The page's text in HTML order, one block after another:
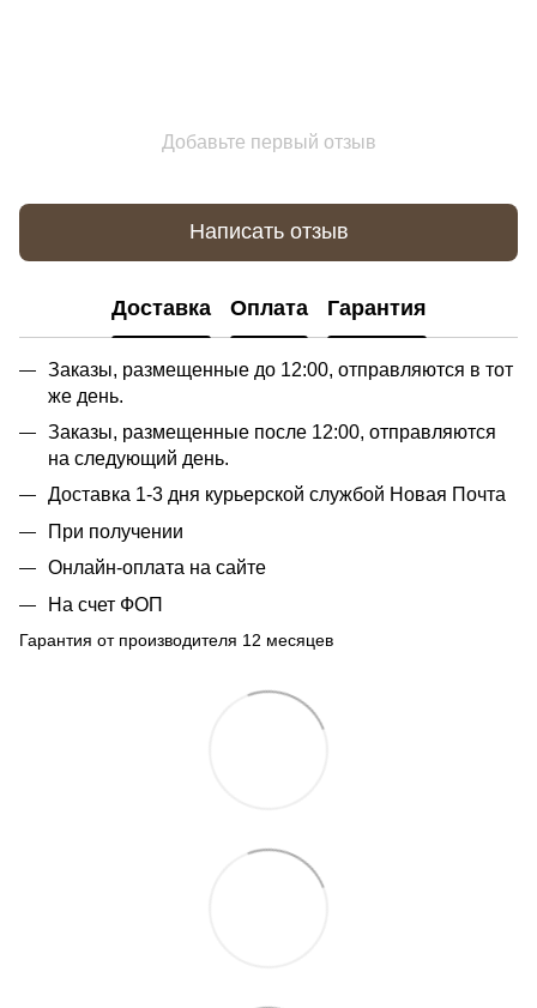
Добавьте первый отзыв
Написать отзыв
Доставка Оплата Гарантия
Заказы, размещенные до 12:00, отправляются в тот
же день.
Заказы, размещенные после 12:00, отправляются
на следующий день.
Доставка 1-3 дня курьерской службой Новая Почта
При получении
Онлайн-оплата на сайте
На счет ФОП
Гарантия от производителя 12 месяцев